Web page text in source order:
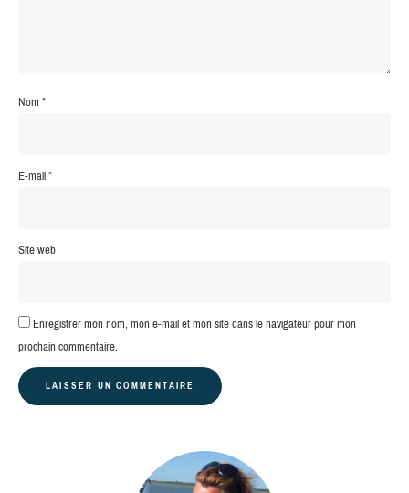
Nom*
E-mail*
Site web
Enregistrer mon nom, mon e-mail et mon site dans le navigateur pour mon
prochain commentaire.